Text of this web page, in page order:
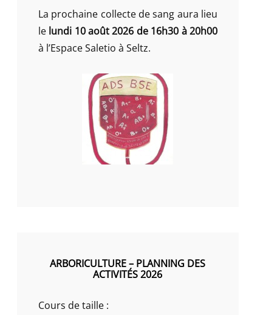
La prochaine collecte de sang aura lieu
le lundi 10 août 2026 de 16h30 à 20h00
à l’Espace Saletio à Seltz.
ARBORICULTURE – PLANNING DES
ACTIVITÉS 2026
Cours de taille :